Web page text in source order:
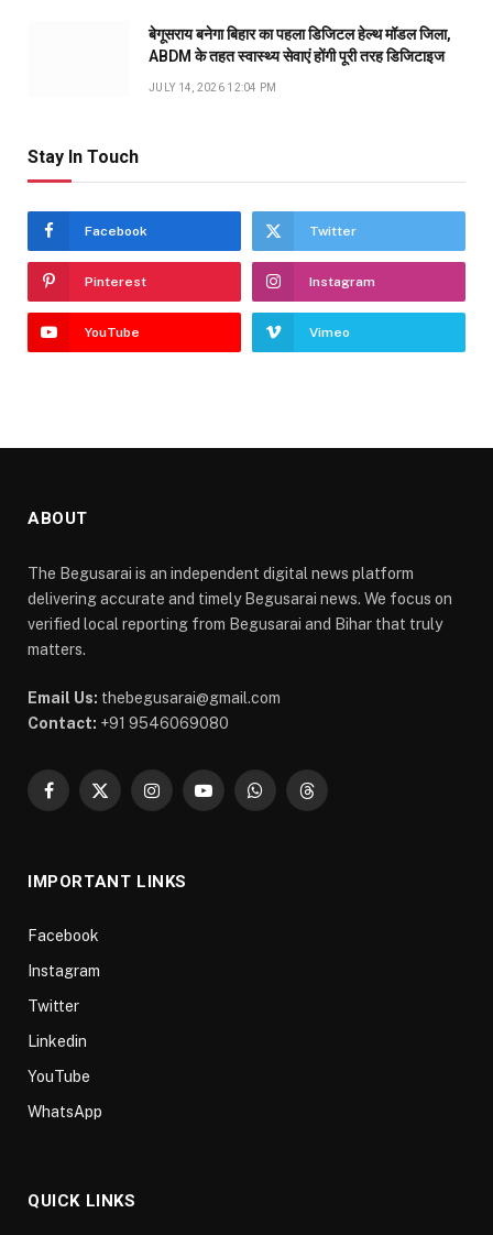
बेगूसराय बनेगा बिहार का पहला डिजिटल हेल्थ मॉडल जिला,
ABDM के तहत स्वास्थ्य सेवाएं होंगी पूरी तरह डिजिटाइज
JULY 14, 2026 12:04 PM
Stay In Touch
Facebook Twitter
Pinterest Instagram
YouTube Vimeo
ABOUT
The Begusarai is an independent digital news platform
delivering accurate and timely Begusarai news. We focus on
verified local reporting from Begusarai and Bihar that truly
matters.
Email Us: thebegusarai@gmail.com
Contact: +91 9546069080
Facebook
X
InstagramYouTubeWhatsAppThreads
IMPORTANT LINKS
Facebook
Instagram
Twitter
Linkedin
YouTube
WhatsApp
QUICK LINKS